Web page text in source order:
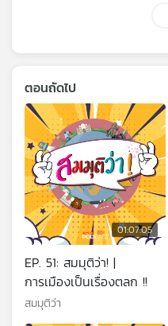
ตอนถัดไป
01:07:05
EP. 51: สมมุติว่า! |
การเมืองเป็นเรื่องตลก !!
สมมุติว่า